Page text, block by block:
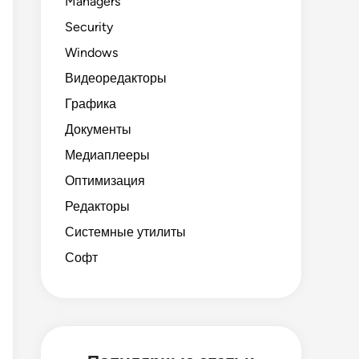
Security
Windows
Видеоредакторы
Графика
Документы
Медиаплееры
Оптимизация
Редакторы
Системные утилиты
Софт